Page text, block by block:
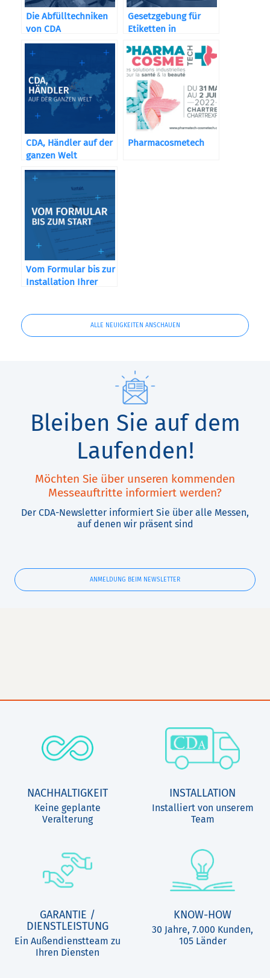
Die Abfülltechniken
von CDA
Gesetzgebung für
Etiketten in
Nahrungsergänzungsmitteln
CDA, Händler auf der
ganzen Welt
Pharmacosmetech
Vom Formular bis zur
Installation Ihrer
ALLE NEUIGKEITEN ANSCHAUEN
Bleiben Sie auf dem
Laufenden!
Möchten Sie über unseren kommenden
Messeauftritte informiert werden?
Der CDA-Newsletter informiert Sie über alle Messen,
auf denen wir präsent sind
ANMELDUNG BEIM NEWSLETTER
NACHHALTIGKEIT
Keine geplante
Veralterung
INSTALLATION
Installiert von unserem
Team
GARANTIE /
DIENSTLEISTUNG
Ein Außendienstteam zu
Ihren Diensten
KNOW-HOW
30 Jahre, 7.000 Kunden,
105 Länder